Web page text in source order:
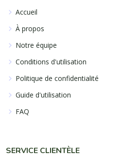
Accueil
À propos
Notre équipe
Conditions d'utilisation
Politique de confidentialité
Guide d'utilisation
FAQ
SERVICE CLIENTÈLE